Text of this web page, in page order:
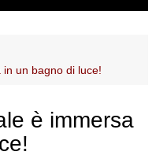
un bagno di luce!
è immersa